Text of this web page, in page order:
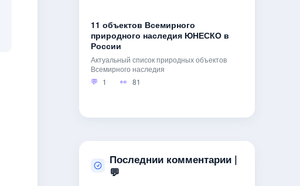
11 объектов Всемирного
природного наследия ЮНЕСКО в
России
Актуальный список природных объектов
Всемирного наследия
1
81
Последнии комментарии |
💬